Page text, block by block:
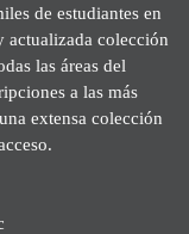
de estudiantes en
actualizada colección
las áreas del
a las más
extensa colección